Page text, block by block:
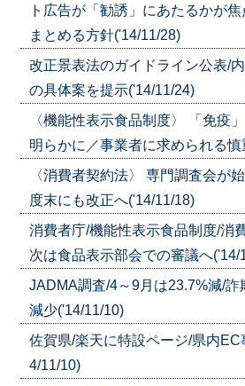
ト広告が「勧誘」にあたるかが
まとめる方針('14/11/28)
改正景表法のガイドライン公表/
の具体案を提示('14/11/24)
〈機能性表示食品制度〉 「免疫
明らかに／事業者に求められる
〈消費者契約法〉 専門調査会が
度末にも改正へ('14/11/18)
消費者庁/機能性表示食品制度/消
次は食品表示部会での審議へ('14/
JADMA調査/4～9月は23.7%減/
減少('14/11/10)
佐賀県/楽天に特設ページ/県内
4/11/10)